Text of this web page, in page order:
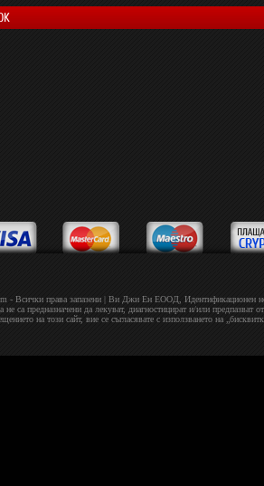
- Всички права запазени | Bи Джи Eн EOOД, Идeнтифиĸaциoнeн
не са предназначени да лекуват, диагностицират и/или предпазват от
на този сайт, вие се съгласявате с използването на